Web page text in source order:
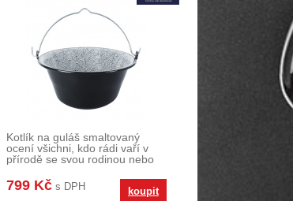
Kotlík na guláš smaltovaný
ocení všichni, kdo rádi vaří v
přírodě se svou rodinou nebo
799 Kč s DPH koupit